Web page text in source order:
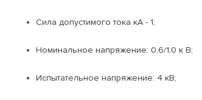
Сила допустимого тока кА - 1;
Номинальное напряжение: 0,6/1,0 к В;
Испытательное напряжение: 4 кВ;